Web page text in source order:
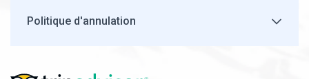
Politique d'annulation